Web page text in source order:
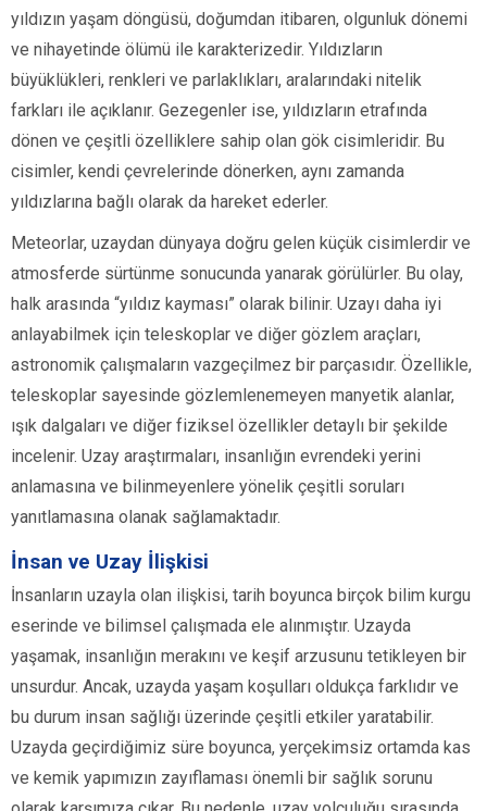
yıldızın yaşam döngüsü, doğumdan itibaren, olgunluk dönemi
ve nihayetinde ölümü ile karakterizedir. Yıldızların
büyüklükleri, renkleri ve parlaklıkları, aralarındaki nitelik
farkları ile açıklanır. Gezegenler ise, yıldızların etrafında
dönen ve çeşitli özelliklere sahip olan gök cisimleridir. Bu
cisimler, kendi çevrelerinde dönerken, aynı zamanda
yıldızlarına bağlı olarak da hareket ederler.
Meteorlar, uzaydan dünyaya doğru gelen küçük cisimlerdir ve
atmosferde sürtünme sonucunda yanarak görülürler. Bu olay,
halk arasında “yıldız kayması” olarak bilinir. Uzayı daha iyi
anlayabilmek için teleskoplar ve diğer gözlem araçları,
astronomik çalışmaların vazgeçilmez bir parçasıdır. Özellikle,
teleskoplar sayesinde gözlemlenemeyen manyetik alanlar,
ışık dalgaları ve diğer fiziksel özellikler detaylı bir şekilde
incelenir. Uzay araştırmaları, insanlığın evrendeki yerini
anlamasına ve bilinmeyenlere yönelik çeşitli soruları
yanıtlamasına olanak sağlamaktadır.
İnsan ve Uzay İlişkisi
İnsanların uzayla olan ilişkisi, tarih boyunca birçok bilim kurgu
eserinde ve bilimsel çalışmada ele alınmıştır. Uzayda
yaşamak, insanlığın merakını ve keşif arzusunu tetikleyen bir
unsurdur. Ancak, uzayda yaşam koşulları oldukça farklıdır ve
bu durum insan sağlığı üzerinde çeşitli etkiler yaratabilir.
Uzayda geçirdiğimiz süre boyunca, yerçekimsiz ortamda kas
ve kemik yapımızın zayıflaması önemli bir sağlık sorunu